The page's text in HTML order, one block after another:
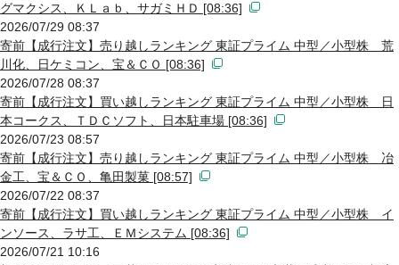
グマクシス、ＫＬａｂ、サガミＨＤ [08:36]
2026/07/29 08:37
寄前【成行注文】売り越しランキング 東証プライム 中型／小型株 荒
川化、日ケミコン、宝＆ＣＯ [08:36]
2026/07/28 08:37
寄前【成行注文】買い越しランキング 東証プライム 中型／小型株 日
本コークス、ＴＤＣソフト、日本駐車場 [08:36]
2026/07/23 08:57
寄前【成行注文】売り越しランキング 東証プライム 中型／小型株 冶
金工、宝＆ＣＯ、亀田製菓 [08:57]
2026/07/22 08:37
寄前【成行注文】買い越しランキング 東証プライム 中型／小型株 イ
ンソース、ラサ工、ＥＭシステム [08:36]
2026/07/21 10:16